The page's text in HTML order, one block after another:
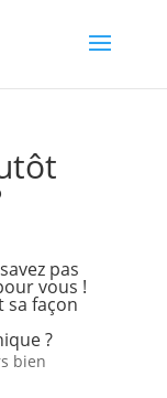
pas
vous !
sa façon
?
bien